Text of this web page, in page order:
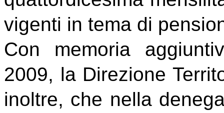
vigenti in tema di
Con memoria
2009, la Direzione
inoltre, che nella